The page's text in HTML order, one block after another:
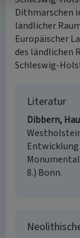
Dithmarschen
ländlicher
Europäischer
des ländlichen
Schleswig-
Literatur
Dibbern,
Entwicklung
8.) Bonn.